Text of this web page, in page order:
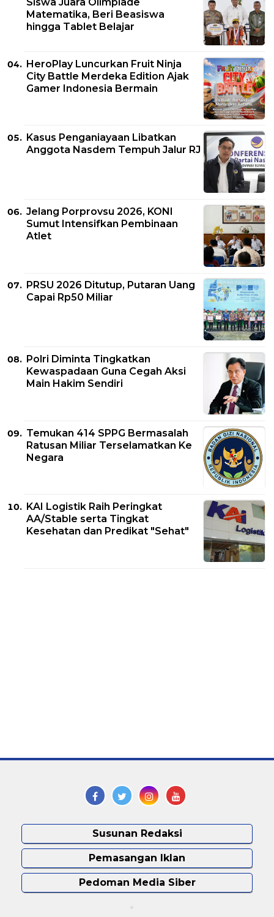
Matematika, Beri Beasiswa
hingga Tablet Belajar
HeroPlay Luncurkan Fruit Ninja
City Battle Merdeka Edition Ajak
Gamer Indonesia Bermain
Kasus Penganiayaan Libatkan
Anggota Nasdem Tempuh Jalur RJ
Jelang Porprovsu 2026, KONI
Sumut Intensifkan Pembinaan
Atlet
PRSU 2026 Ditutup, Putaran Uang
Capai Rp50 Miliar
Polri Diminta Tingkatkan
Kewaspadaan Guna Cegah Aksi
Main Hakim Sendiri
Temukan 414 SPPG Bermasalah
Ratusan Miliar Terselamatkan Ke
Negara
KAI Logistik Raih Peringkat
AA/Stable serta Tingkat
Kesehatan dan Predikat "Sehat"
Susunan Redaksi
Pemasangan Iklan
Pedoman Media Siber